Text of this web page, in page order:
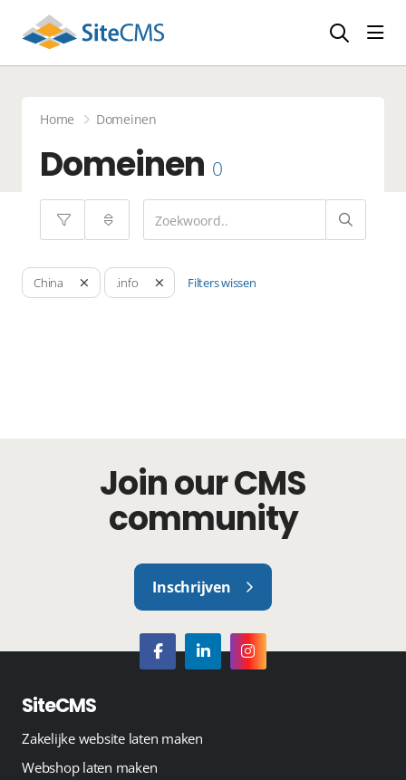
Home Domeinen
Domeinen 0
China .info Filters wissen
Join our CMS
community
Inschrijven
SiteCMS
Zakelijke website laten maken
Webshop laten maken